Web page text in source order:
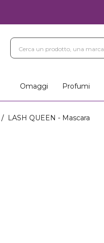
Omaggi Profumi
LASH QUEEN - Mascara